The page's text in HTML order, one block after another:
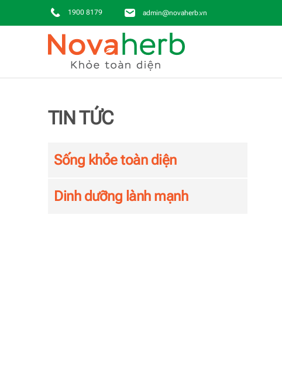
Skip to main content
1900 8179 admin@novaherb.vn
TIN TỨC
Sống khỏe toàn diện
Dinh dưỡng lành mạnh